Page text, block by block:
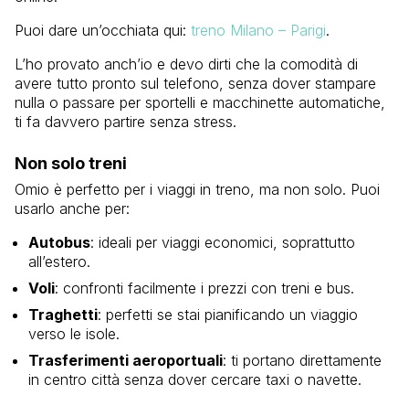
Puoi dare un’occhiata qui: treno Milano – Parigi.
L’ho provato anch’io e devo dirti che la comodità di
avere tutto pronto sul telefono, senza dover stampare
nulla o passare per sportelli e macchinette automatiche,
ti fa davvero partire senza stress.
Non solo treni
Omio è perfetto per i viaggi in treno, ma non solo. Puoi
usarlo anche per:
Autobus: ideali per viaggi economici, soprattutto
all’estero.
Voli: confronti facilmente i prezzi con treni e bus.
Traghetti: perfetti se stai pianificando un viaggio
verso le isole.
Trasferimenti aeroportuali: ti portano direttamente
in centro città senza dover cercare taxi o navette.